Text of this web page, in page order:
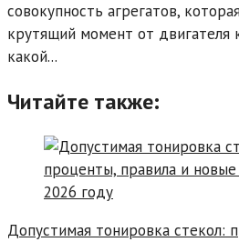
совокупность агрегатов,
крутящий момент от двигателя
какой...
Читайте также:
Допустимая тонировка стекол: